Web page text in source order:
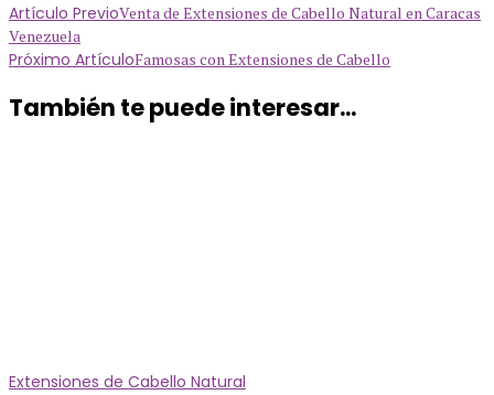
Artículo PrevioVenta de Extensiones de Cabello Natural en Caracas
Venezuela
Próximo ArtículoFamosas con Extensiones de Cabello
También te puede interesar...
Extensiones de Cabello Natural